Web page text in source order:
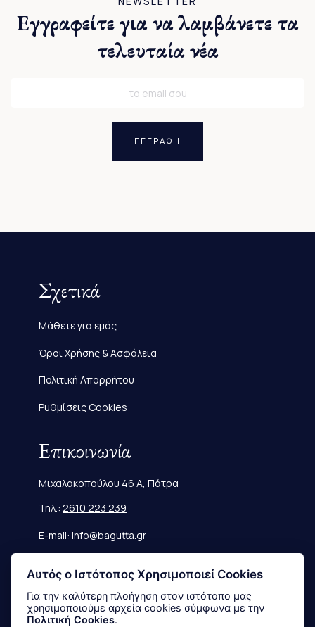
Εγγραφείτε για να λαμβάνετε τα
τελευταία νέα
ΕΓΓΡΑΦΗ
Σχετικά
Μάθετε για εμάς
Όροι Χρήσης & Ασφάλεια
Πολιτική Απορρήτου
Ρυθμίσεις Cookies
Επικοινωνία
Μιχαλακοπούλου 46 Α, Πάτρα
Τηλ.: 2610 223 239
E-mail: info@bagutta.gr
Πληροφορίες
Μεγεθολόγιο
Αυτός ο Ιστότοπος Χρησιμοποιεί Cookies
Για την καλύτερη πλοήγηση στον ιστότοπο μας
χρησιμοποιούμε αρχεία cookies σύμφωνα με την
Πολιτική Cookies.